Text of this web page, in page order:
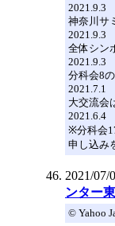
2021.9.3
神奈川サ
2021.9.3
全体シン
2021.9.3
分科会8
2021.7.1
大交流会
2021.6.4
※分科会
申し込み
2021/07/
ンター
© Yahoo